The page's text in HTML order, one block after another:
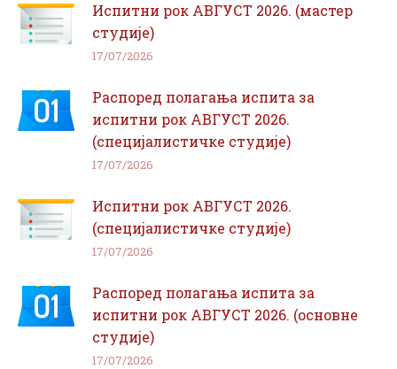
Испитни рок АВГУСТ 2026. (мастер
студије)
17/07/2026
Распоред полагања испита за
испитни рок АВГУСТ 2026.
(специјалистичке студије)
17/07/2026
Испитни рок АВГУСТ 2026.
(специјалистичке студије)
17/07/2026
Распоред полагања испита за
испитни рок АВГУСТ 2026. (основне
студије)
17/07/2026